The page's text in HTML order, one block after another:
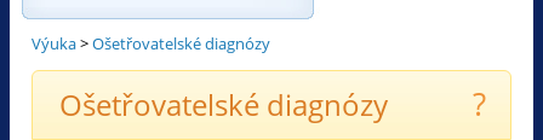
Výuka>Ošetřovatelské diagnózy
Ošetřovatelské diagnózy ?